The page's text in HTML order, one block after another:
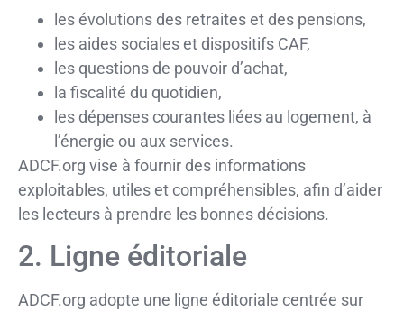
les évolutions des retraites et des pensions,
les aides sociales et dispositifs CAF,
les questions de pouvoir d’achat,
la fiscalité du quotidien,
les dépenses courantes liées au logement, à
l’énergie ou aux services.
ADCF.org vise à fournir des informations
exploitables, utiles et compréhensibles, afin d’aider
les lecteurs à prendre les bonnes décisions.
2. Ligne éditoriale
ADCF.org adopte une ligne éditoriale centrée sur